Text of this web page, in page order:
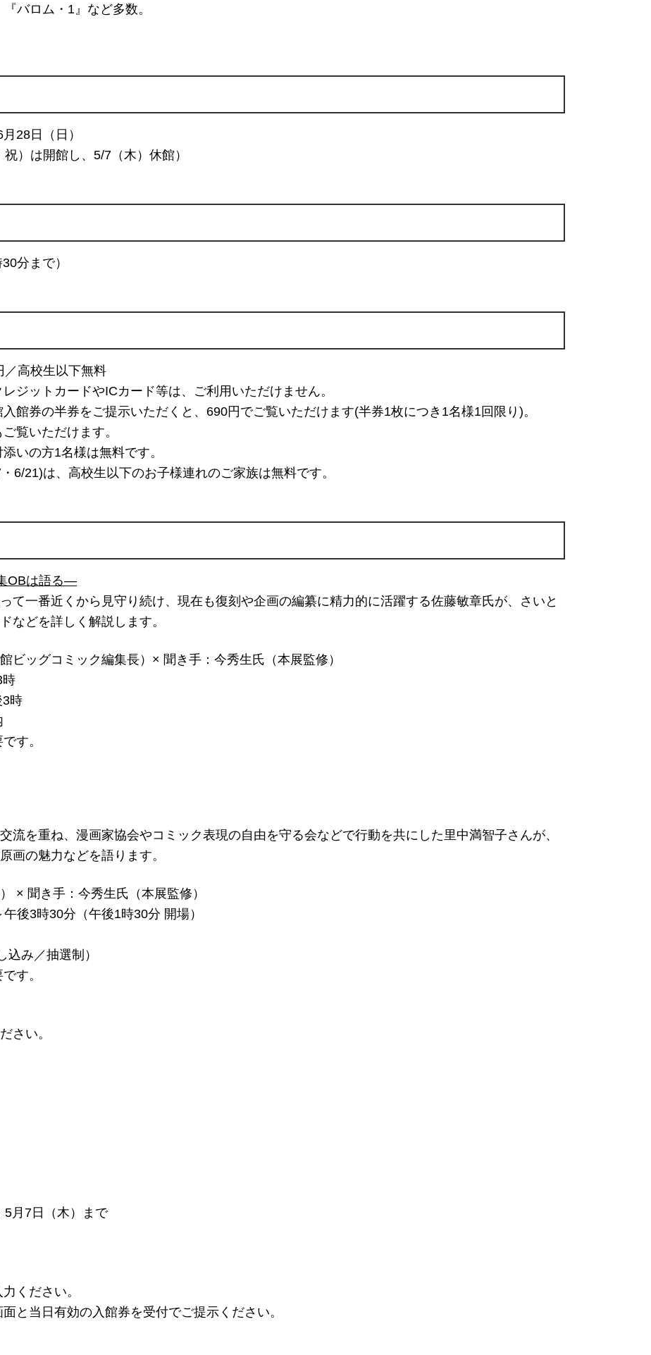
バロム・1』など多数。
28日（日）
）は開館し、5/7（木）休館）
分まで）
／高校生以下無料
ジットカードやICカード等は、ご利用いただけません。
館券の半券をご提示いただくと、690円でご覧いただけます(半券1枚につき1名様1回限り)。
覧いただけます。
いの方1名様は無料です。
6/21)は、高校生以下のお子様連れのご家族は無料です。
OBは語る―
て一番近くから見守り続け、現在も復刻や企画の編纂に精力的に活躍する佐藤敏章氏が、さいと
などを詳しく解説します。
ビッグコミック編集長）× 聞き手：今秀生氏（本展監修）
時
時
す。
流を重ね、漫画家協会やコミック表現の自由を守る会などで行動を共にした里中満智子さんが、
画の魅力などを語ります。
× 聞き手：今秀生氏（本展監修）
後3時30分（午後1時30分 開場）
み／抽選制）
す。
さい。
5月7日（木）まで
ください。
と当日有効の入館券を受付でご提示ください。